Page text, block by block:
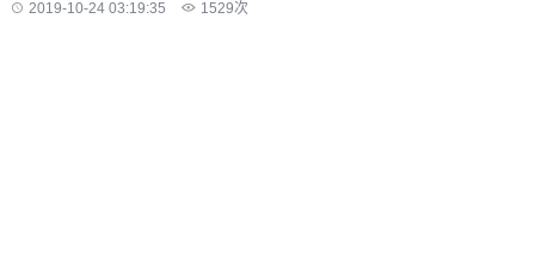
2019-10-24 03:19:35 1529次